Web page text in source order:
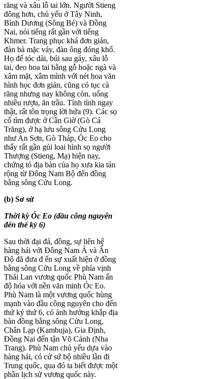
răng và xâu lỗ tai lớn. Người Stieng
đông hơn, chủ yếu ở Tây Ninh,
Bình Dương (Sông Bé) và Đồng
Nai, nói tiếng rất gần với tiếng
Khmer. Trang phục khá đơn giản,
đàn bà mặc váy, đàn ông đóng khố.
Họ để tóc dài, búi sau gáy, xâu lỗ
tai, đeo hoa tai bằng gỗ hoặc ngà và
xâm mặt, xâm mình với nét hoa văn
hình học đơn giản, cũng có tục cà
răng nhưng nay không còn, uống
nhiều rượu, ăn trầu. Tính tình ngay
thật, rất tôn trọng lời hứa (9). Các sọ
cổ tìm được ở Cần Giờ (Gò Cá
Trăng), ở hạ lưu sông Cửu Long
như An Sơn, Gò Tháp, Óc Eo cho
thấy rất gần gủi loai hình sọ người
Thượng (Stieng, Mạ) hiện nay,
chứng tỏ địa bàn của họ xưa kia tản
rộng từ Đông Nam Bộ đến đồng
bằng sông Cửu Long.
(b) Sơ sử
Thời kỳ Óc Eo (đầu công nguyên
đến thế kỷ 6)
Sau thời đại đá, đồng, sự liên hệ
hàng hải với Đông Nam Á và Ấn
Độ đã đưa đ ến sự xuất hiện ở đồng
bằng sông Cửu Long về phía vịnh
Thái Lan vương quốc Phù Nam ấn
độ hóa với nền văn minh Óc Eo.
Phù Nam là một vương quốc hùng
mạnh vào đầu công nguyên cho đến
thứ kỷ thứ 6, có ảnh hưởng khắp địa
bàn đồng bằng sông Cửu Long,
Chân Lạp (Kambuja), Gia Định,
Đồng Nai đến tận Võ Cảnh (Nha
Trang). Phù Nam chủ yếu dựa vào
hàng hải, có cử sứ bộ nhiều lần đi
Trung quốc, qua đó ta biết được một
phần lịch sử vương quốc này.